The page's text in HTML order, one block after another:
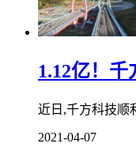
1.12亿！
近日,千方科技顺
2021-04-07